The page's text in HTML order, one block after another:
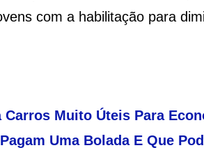
com a habilitação para
Muito Úteis Para
Uma Bolada E Que